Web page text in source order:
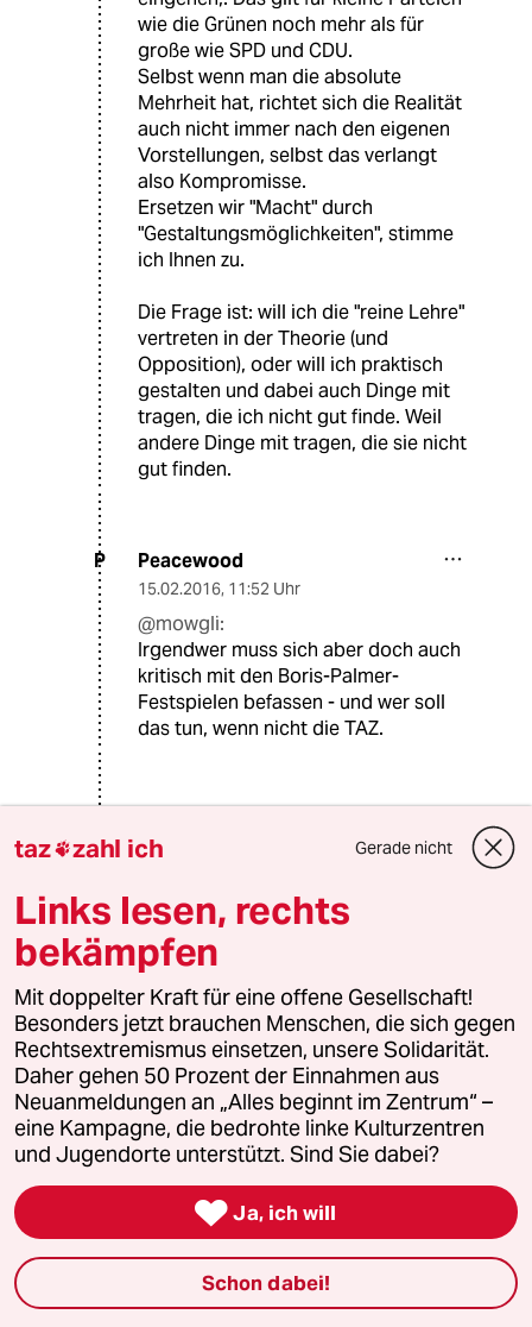
wie die Grünen noch mehr als für
große wie SPD und CDU.
Selbst wenn man die absolute
Mehrheit hat, richtet sich die Realität
auch nicht immer nach den eigenen
Vorstellungen, selbst das verlangt
also Kompromisse.
Ersetzen wir "Macht" durch
"Gestaltungsmöglichkeiten", stimme
ich Ihnen zu.
Die Frage ist: will ich die "reine Lehre"
vertreten in der Theorie (und
Opposition), oder will ich praktisch
gestalten und dabei auch Dinge mit
tragen, die ich nicht gut finde. Weil
andere Dinge mit tragen, die sie nicht
gut finden.
P Peacewood
15.02.2016, 11:52 Uhr
@mowgli:
Irgendwer muss sich aber doch auch
kritisch mit den Boris-Palmer-
Festspielen befassen - und wer soll
das tun, wenn nicht die TAZ.
15.02.2016
Da ist was dran. Ich finde nur, dass
Kritiker besonders vorsichtig sein
sollten. Sie sollten sich
beispielsweise davor hüten,
erkennbar genau die Fehler zu
begehen, die sie anderen Leuten
vorwerfen. Jedenfalls dann, wenn sie
nicht gleichzeitig erklären, wieso es
nicht das selbe ist, wenn zwei das
gleiche tun.
2G 24636 (Profil gelöscht)
15.02.2016,11:06 Uhr
"wie CDU und CSU"
taz zahl ich Gerade nicht
Links lesen, rechts
bekämpfen
Mit doppelter Kraft für eine offene Gesellschaft!
Besonders jetzt brauchen Menschen, die sich gegen
Rechtsextremismus einsetzen, unsere Solidarität.
Daher gehen 50 Prozent der Einnahmen aus
Neuanmeldungen an „Alles beginnt im Zentrum“ –
eine Kampagne, die bedrohte linke Kulturzentren
und Jugendorte unterstützt. Sind Sie dabei?
 Ja, ich will
Schon dabei!